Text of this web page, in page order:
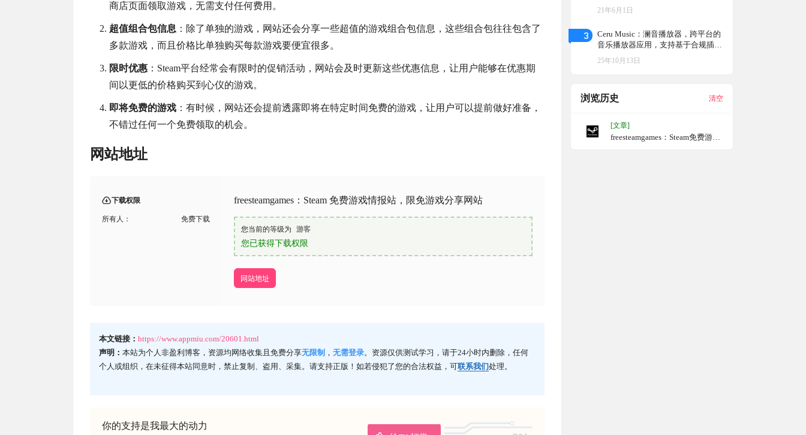
商店页面领取游戏，无需支付任何费用。
超值组合包信息 ：除了单独的游戏，网站还会分享一些超值的游戏组合包信息，这些组合包往往包含了
多款游戏，而且价格比单独购买每款游戏要便宜很多。
限时优惠 ：Steam平台经常会有限时的促销活动，网站会及时更新这些优惠信息，让用户能够在优惠期
间以更低的价格购买到心仪的游戏。
即将免费的游戏 ：有时候，网站还会提前透露即将在特定时间免费的游戏，让用户可以提前做好准备，
不错过任何一个免费领取的机会。
网站地址
下载权限
所有人： 免费下载
freesteamgames：Steam 免费游戏情报站，限免游戏分享网站
您当前的等级为 游客
您已获得下载权限
网站地址
本文链接： https://www.appmiu.com/20601.html
声明： 本站为个人非盈利博客，资源均网络收集且免费分享无限制 ， 无需登录。资源仅供测试学习，请于24小时内删除，任何
个人或组织，在未征得本站同意时，禁止复制、盗用、采集。请支持正版！如若侵犯了您的合法权益，可联系我们处理。
你的支持是我最大的动力
21年6月1日
3
Ceru Music：澜音播放器，跨平台的
音乐播放器应用，支持基于合规插件
获取公开音乐信息与播放功能
25年10月13日
浏览历史 清空
[文章]
freesteamgames：Steam免费游戏